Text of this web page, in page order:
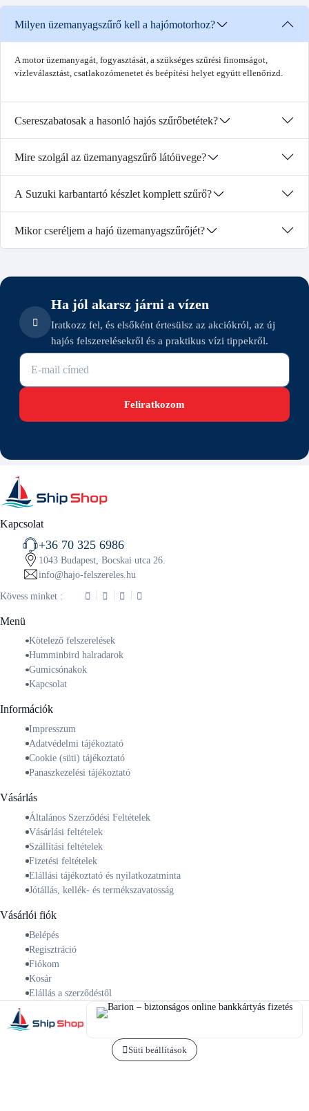
Milyen üzemanyagszűrő kell a hajómotorhoz?
A motor üzemanyagát, fogyasztását, a szükséges szűrési finomságot,
vízleválasztást, csatlakozómenetet és beépítési helyet együtt ellenőrizd.
Csereszabatosak a hasonló hajós szűrőbetétek?
Mire szolgál az üzemanyagszűrő látóüvege?
A Suzuki karbantartó készlet komplett szűrő?
Mikor cseréljem a hajó üzemanyagszűrőjét?
Ha jól akarsz járni a vízen
Iratkozz fel, és elsőként értesülsz az akciókról, az új
hajós felszerelésekről és a praktikus vízi tippekről.
E-mail cím
Feliratkozom
Kapcsolat
+36 70 325 6986
1043 Budapest, Bocskai utca 26.
info@hajo-felszereles.hu
Kövess minket :
Menü
Kötelező felszerelések
Humminbird halradarok
Gumicsónakok
Kapcsolat
Információk
Impresszum
Adatvédelmi tájékoztató
Cookie (süti) tájékoztató
Panaszkezelési tájékoztató
Vásárlás
Általános Szerződési Feltételek
Vásárlási feltételek
Szállítási feltételek
Fizetési feltételek
Elállási tájékoztató és nyilatkozatminta
Jótállás, kellék- és termékszavatosság
Vásárlói fiók
Belépés
Regisztráció
Fiókom
Kosár
Elállás a szerződéstől
Süti beállítások